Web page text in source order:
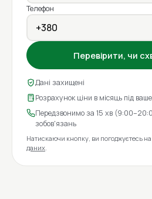
Телефон
Перевірити, чи
Дані захищені
Розрахунок ціни в місяць під
Передзвонимо за 15 хв
зобов'язань
Натискаючи кнопку, ви погоджуєтесь на
даних.